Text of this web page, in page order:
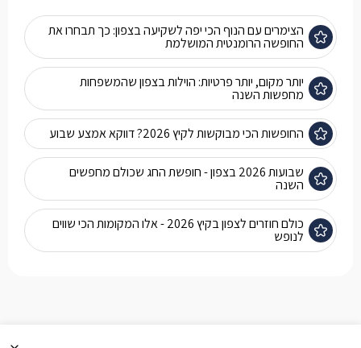
הצימרים עם הנוף הכי יפה לשקיעה בצפון: כך תבחרו את
החופשה הרומנטית המושלמת
יותר מקום, יותר פרטיות: הוילות בצפון שהמשפחות
מחפשות השנה
החופשות הכי מבוקשות לקיץ 2026? דווקא אמצע שבוע
שבועות 2026 בצפון - חופשת החג שכולם מחפשים
השנה
כולם חוזרים לצפון בקיץ 2026 - אלו המקומות הכי שווים
לנופש